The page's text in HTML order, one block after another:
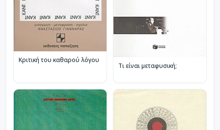
Κριτική του καθαρού λόγου
Τι είναι μεταφυσική;